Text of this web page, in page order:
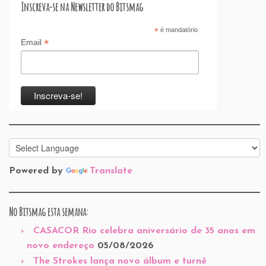
Inscreva-se na Newsletter do Bitsmag
*é mandatório
Email *
Powered by Translate
No Bitsmag esta semana:
CASACOR Rio celebra aniversário de 35 anos em
novo endereço 05/08/2026
The Strokes lança novo álbum e turnê